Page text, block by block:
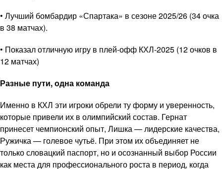
• Лучший бомбардир «Спартака» в сезоне 2025/26 (34 очка
в 38 матчах).
• Показал отличную игру в плей-офф КХЛ-2025 (12 очков в
12 матчах)
Разные пути, одна команда
Именно в КХЛ эти игроки обрели ту форму и уверенность,
которые привели их в олимпийский состав. Гернат
принесет чемпионский опыт, Лишка — лидерские качества,
Ружичка — голевое чутьё. При этом их объединяет не
только словацкий паспорт, но и осознанный выбор России
как места для профессионального роста в период, когда